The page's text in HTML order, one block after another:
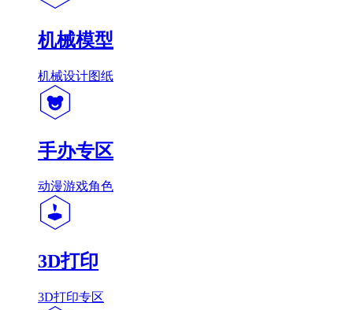
机械模型
机械设计图纸
手办专区
动漫游戏角色
3D打印
3D打印专区